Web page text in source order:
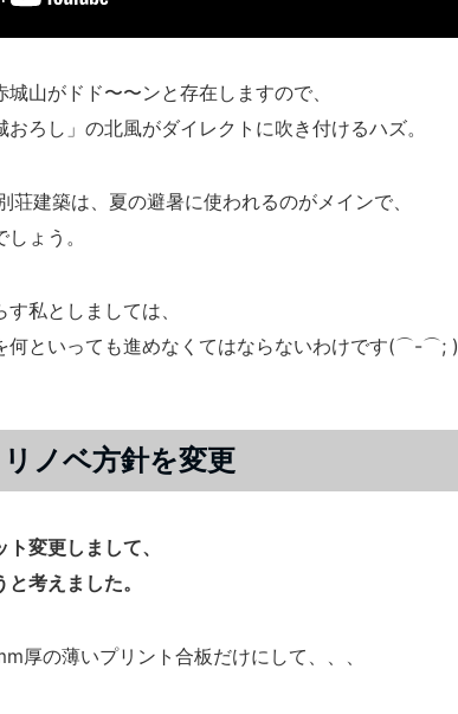
山がドド〜〜ンと存在しますので、
ろし」の北風がダイレクトに吹き付けるハズ。
荘建築は、夏の避暑に使われるのがメインで、
ょう。
私としましては、
何といっても進めなくてはならないわけです(⌒-⌒; )
ノベ方針を変更
変更しまして、
考えました。
厚の薄いプリント合板だけにして、、、